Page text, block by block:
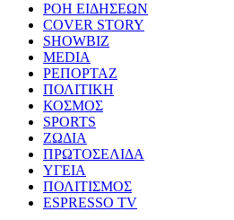
ΡΟΗ ΕΙΔΗΣΕΩΝ
COVER STORY
SHOWBIZ
MEDIA
ΡΕΠΟΡΤΑΖ
ΠΟΛΙΤΙΚΗ
ΚΟΣΜΟΣ
SPORTS
ΖΩΔΙΑ
ΠΡΩΤΟΣΕΛΙΔΑ
ΥΓΕΙΑ
ΠΟΛΙΤΙΣΜΟΣ
ESPRESSO TV